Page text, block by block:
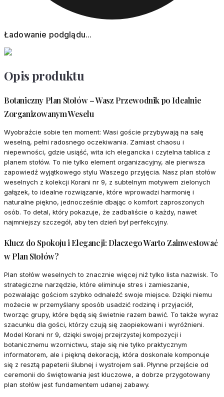
Ładowanie podglądu...
Opis produktu
Botaniczny Plan Stołów – Wasz Przewodnik po Idealnie
Zorganizowanym Weselu
Wyobraźcie sobie ten moment: Wasi goście przybywają na salę
weselną, pełni radosnego oczekiwania. Zamiast chaosu i
niepewności, gdzie usiąść, wita ich elegancka i czytelna tablica z
planem stołów. To nie tylko element organizacyjny, ale pierwsza
zapowiedź wyjątkowego stylu Waszego przyjęcia. Nasz plan stołów
weselnych z kolekcji Korani nr 9, z subtelnym motywem zielonych
gałązek, to idealne rozwiązanie, które wprowadzi harmonię i
naturalne piękno, jednocześnie dbając o komfort zaproszonych
osób. To detal, który pokazuje, że zadbaliście o każdy, nawet
najmniejszy szczegół, aby ten dzień był perfekcyjny.
Klucz do Spokoju i Elegancji: Dlaczego Warto Zainwestować
w Plan Stołów?
Plan stołów weselnych to znacznie więcej niż tylko lista nazwisk. To
strategiczne narzędzie, które eliminuje stres i zamieszanie,
pozwalając gościom szybko odnaleźć swoje miejsce. Dzięki niemu
możecie w przemyślany sposób usadzić rodzinę i przyjaciół,
tworząc grupy, które będą się świetnie razem bawić. To także wyraz
szacunku dla gości, którzy czują się zaopiekowani i wyróżnieni.
Model Korani nr 9, dzięki swojej przejrzystej kompozycji i
botanicznemu wzornictwu, staje się nie tylko praktycznym
informatorem, ale i piękną dekoracją, która doskonale komponuje
się z resztą papeterii ślubnej i wystrojem sali. Płynne przejście od
ceremonii do świętowania jest kluczowe, a dobrze przygotowany
plan stołów jest fundamentem udanej zabawy.